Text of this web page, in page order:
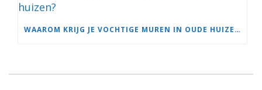
WAAROM KRIJG JE VOCHTIGE MUREN IN OUDE HUIZEN?